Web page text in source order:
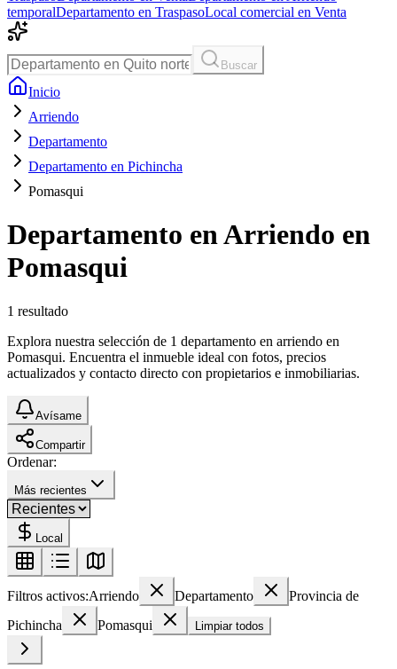
temporalDepartamento en TraspasoLocal comercial en Venta
Buscar
Inicio
Arriendo
Departamento
Departamento en Pichincha
Pomasqui
Departamento en Arriendo en
Pomasqui
1 resultado
Explora nuestra selección de 1 departamento en arriendo en
Pomasqui. Encuentra el inmueble ideal con fotos, precios
actualizados y contacto directo con propietarios e inmobiliarias.
Avísame
Compartir
Ordenar:
Más recientes
Local
Filtros activos:Arriendo Departamento
Provincia de
Pichincha
Pomasqui Limpiar todos